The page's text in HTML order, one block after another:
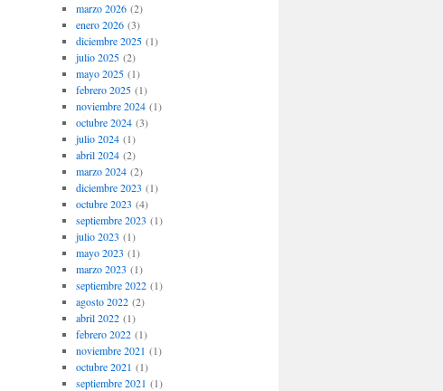
marzo 2026(2)
enero 2026(3)
diciembre 2025(1)
julio 2025(2)
mayo 2025(1)
febrero 2025(1)
noviembre 2024(1)
octubre 2024(3)
julio 2024(1)
abril 2024(2)
marzo 2024(2)
diciembre 2023 (1)
octubre 2023 (4)
septiembre 2023 (1)
julio 2023 (1)
mayo 2023 (1)
marzo 2023 (1)
septiembre 2022(1)
agosto 2022(2)
abril 2022(1)
febrero 2022(1)
noviembre 2021 (1)
octubre 2021 (1)
septiembre 2021 (1)